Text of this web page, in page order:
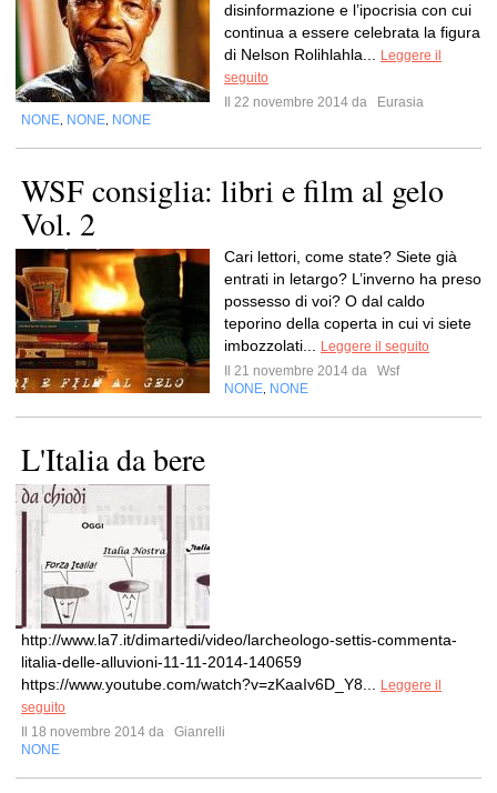
disinformazione e l’ipocrisia con cui
continua a essere celebrata la figura
di Nelson Rolihlahla...
Leggere il
seguito
Il 22 novembre 2014 da
Eurasia
NONE NONE NONE
WSF consiglia: libri e film al gelo
Vol. 2
Cari lettori, come state? Siete già
entrati in letargo? L’inverno ha preso
possesso di voi? O dal caldo
teporino della coperta in cui vi siete
imbozzolati...
Leggere il seguito
Il 21 novembre 2014 da
Wsf
NONE NONE
L'Italia da bere
http://www.la7.it/dimartedi/video/larcheologo-settis-commenta-
litalia-delle-alluvioni-11-11-2014-140659
https://www.youtube.com/watch?v=zKaaIv6D_Y8...
Leggere il
seguito
Il 18 novembre 2014 da
Gianrelli
NONE